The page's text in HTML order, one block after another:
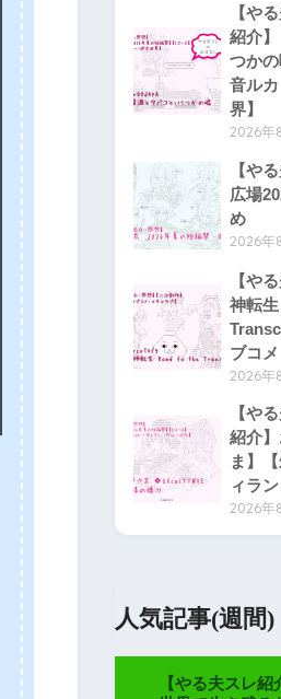
【や
紹介
つか
音ル
界】
2026年
【や
広場
め
2026年
【や
神転
ブコメ
2026年
【や
紹介
ま】
ィラ
2026年
人気記事(週間)